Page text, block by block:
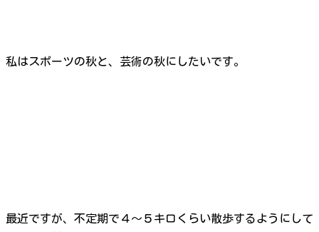
私はスポーツの秋と、芸術の秋にしたいです。
最近ですが、不定期で４～５キロくらい散歩するようにして